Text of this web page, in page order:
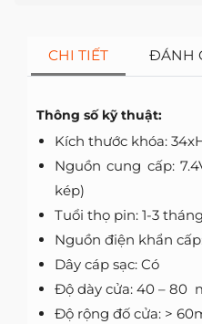
CHI TIẾT ĐÁNH
Thông số kỹ thuật:
Kích thước khóa:
Nguồn cung cấp:
kép)
Tuổi thọ pin: 1-3
Nguồn điện khẩn
Dây cáp sạc: Có
Độ dày cửa: 40 – 80
Độ rộng đố cửa: >